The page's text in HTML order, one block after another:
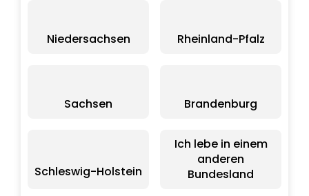
Niedersachsen Rheinland-Pfalz
Sachsen Brandenburg
Schleswig-Holstein
Ich lebe in einem
anderen
Bundesland